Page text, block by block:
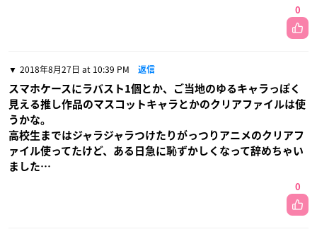
0
2018年8月27日 at 10:39 PM 返信
スマホケースにラバスト1個とか、ご当地のゆるキャラっぽく
見える推し作品のマスコットキャラとかのクリアファイルは使
うかな。
高校生まではジャラジャラつけたりがっつりアニメのクリアフ
ァイル使ってたけど、ある日急に恥ずかしくなって辞めちゃい
ました…
0